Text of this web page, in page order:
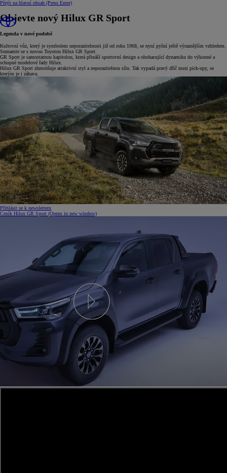
Přejít na hlavní obsah (Press Enter)
Objevte nový Hilux GR Sport
Legenda v nové podobě
Kultovní vůz, který je symbolem neporazitelnosti již od roku 1968, se nyní pyšní ještě výraznějším vzhledem.
Seznamte se s novou Toyotou Hilux GR Sport.
GR Sport je samostatnou kapitolou, která přináší sportovní design a obohacující dynamiku do výkonné a
schopné modelové řady Hilux.
Hilux GR Sport zhmotňuje atraktivní styl a neporazitelnou sílu. Tak vypadá pravý dříč mezi pick-upy, se
kterým je i zábava.
Přihlásit se k newsletteru
Ceník Hilux GR Sport (Opens in new window)